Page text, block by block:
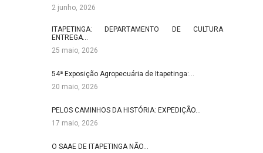
2 junho, 2026
ITAPETINGA: DEPARTAMENTO DE CULTURA
ENTREGA…
25 maio, 2026
54ª Exposição Agropecuária de Itapetinga:…
20 maio, 2026
PELOS CAMINHOS DA HISTÓRIA: EXPEDIÇÃO…
17 maio, 2026
O SAAE DE ITAPETINGA NÃO…